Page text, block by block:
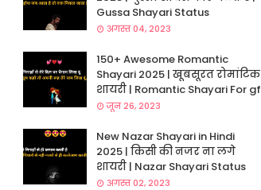
Gussa Shayari Status
अगस्त 04, 2023
150+ Awesome Romantic
Shayari 2025 | खूबसूरत रोमांटिक
शायरी | Romantic Shayari For gf
जून 26, 2023
New Nazar Shayari in Hindi
2025 | किसी की नजर ना लगे
शायरी | Nazar Shayari Status
अगस्त 02, 2023